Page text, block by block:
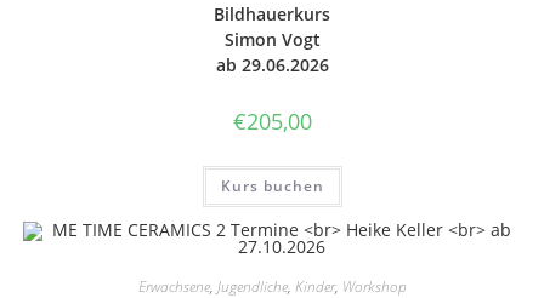
Bild­hau­er­kurs
Simon Vogt
ab 29.06.2026
€205,00
Kurs buchen
Erwachsene, Jugendliche, Kinder, Workshop